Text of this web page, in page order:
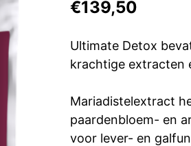
€139,50
Ultimate Detox
krachtige extracten
Mariadistelextract
paardenbloem- en
voor lever- en